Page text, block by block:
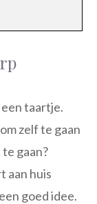
taartje.
zelf te gaan
gaan?
aan huis
goed idee.